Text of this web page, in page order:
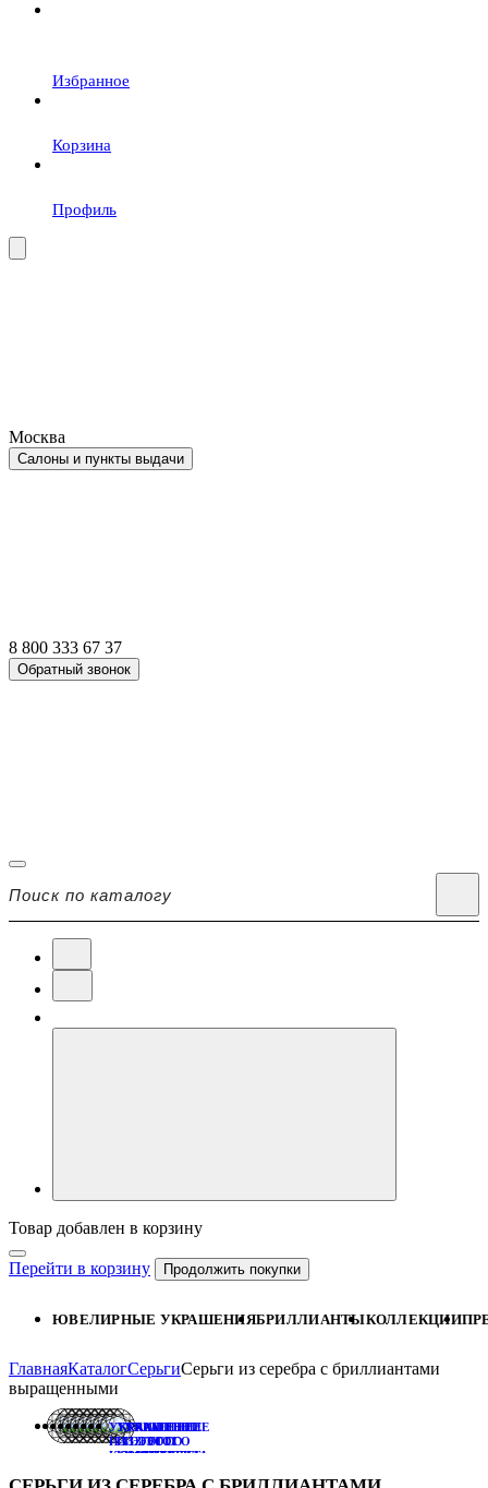
Избранное
Корзина
Профиль
Москва
Салоны и пункты выдачи
8 800 333 67 37
Обратный звонок
Товар добавлен в корзину
Перейти в корзину Продолжить покупки
ЮВЕЛИРНЫЕ УКРАШЕНИЯБРИЛЛИАНТЫКОЛЛЕКЦИИ
ГлавнаяКаталогСерьгиСерьги из серебра с бриллиантами
выращенными
УКРАШЕНИЕ
ИЗ ЭТОГО
КОМПЛЕКТА:
УКРАШЕНИЕ
ИЗ ЭТОГО
КОМПЛЕКТА:
УКРАШЕНИЕ
ИЗ ЭТОГО
КОМПЛЕКТА: